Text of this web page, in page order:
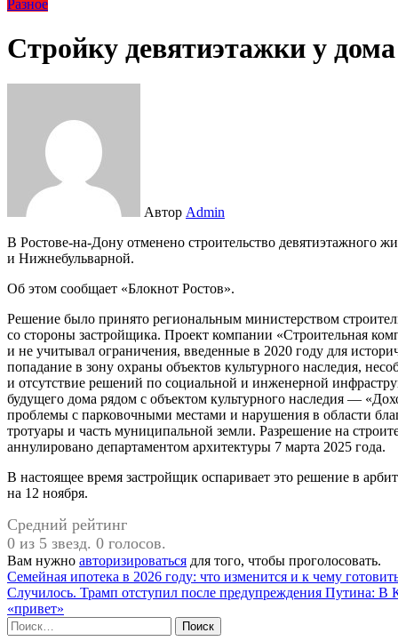
Разное
Стройку девятиэтажки у
Автор Admin
В Ростове-на-Дону отменено строительство девятиэтажного жилого дома на пересечении улиц 7 февраля
и Нижнебульварной.
Об этом сообщает «Блокнот Ростов».
Решение было принято региональным министерством
со стороны застройщика. Проект компании «Строительная
и не учитывал ограничения, введенные в 2020 году для
попадание в зону охраны объектов культурного наследия,
и отсутствие решений по социальной и инженерной
будущего дома рядом с объектом культурного наследия —
проблемы с парковочными местами и нарушения в области
тротуары и часть муниципальной земли. Разрешение на
аннулировано департаментом архитектуры 7 марта 2025 года.
В настоящее время застройщик оспаривает это решение в
на 12 ноября.
Средний рейтинг
0 из 5 звезд. 0 голосов.
Вам нужно авторизироваться для того, чтобы проголосовать.
Навигация
по
записям
Семейная ипотека в 2026 году: что изменится и к чему
Случилось. Трамп отступил после предупреждения Путина: В
«привет»
Найти: